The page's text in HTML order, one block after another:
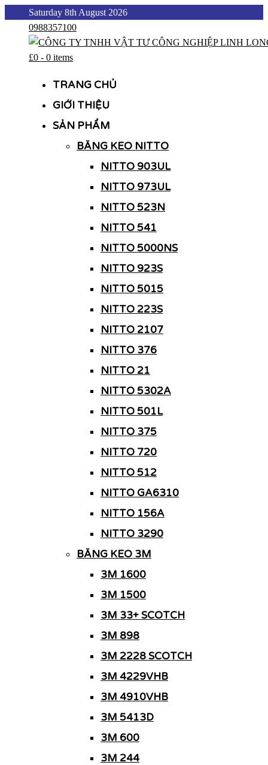
content
Saturday 8th August 2026
0988357100
£0 - 0 items
TRANG CHỦ
GIỚI THIỆU
SẢN PHẨM
BĂNG KEO NITTO
NITTO 903UL
NITTO 973UL
NITTO 523N
NITTO 541
NITTO 5000NS
NITTO 923S
NITTO 5015
NITTO 223S
NITTO 2107
NITTO 376
NITTO 21
NITTO 5302A
NITTO 501L
NITTO 375
NITTO 720
NITTO 512
NITTO GA6310
NITTO 156A
NITTO 3290
BĂNG KEO 3M
3M 1600
3M 1500
3M 33+ SCOTCH
3M 898
3M 2228 SCOTCH
3M 4229VHB
3M 4910VHB
3M 5413D
3M 600
3M 244